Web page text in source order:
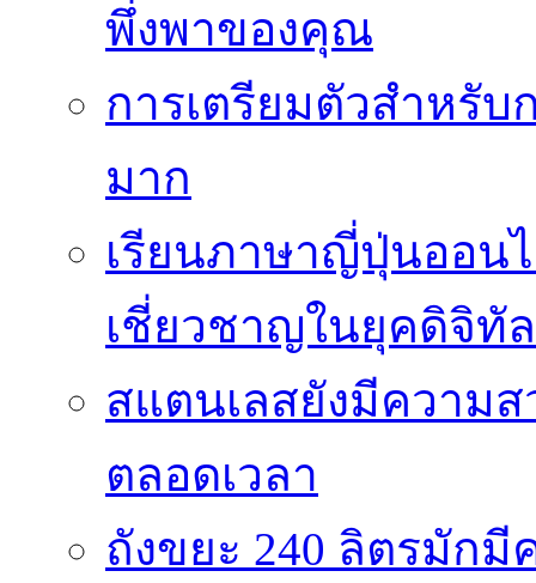
พึ่งพาของคุณ
การเตรียมตัวสำหรั
มาก
เรียนภาษาญี่ปุ่นออน
เชี่ยวชาญในยุคดิจิทัล
สแตนเลสยังมีความ
ตลอดเวลา
ถังขยะ 240 ลิตรมัก